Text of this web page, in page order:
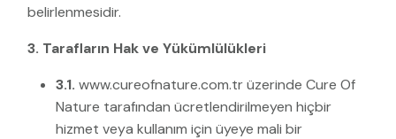
belirlenmesidir.
3. Tarafların Hak ve Yükümlülükleri
3.1. www.cureofnature.com.tr üzerinde Cure Of
Nature tarafından ücretlendirilmeyen hiçbir
hizmet veya kullanım için üyeye mali bir